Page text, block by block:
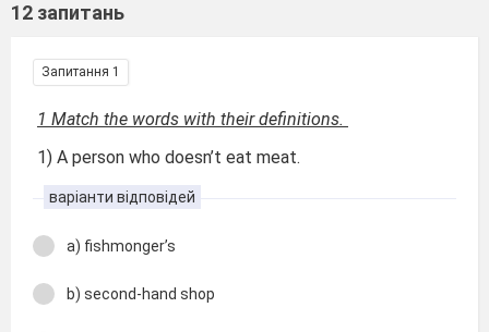
12 запитань
Запитання 1
1 Match the words with their definitions.
1) A person who doesn’t eat meat.
варіанти відповідей
a) fishmonger’s
b) second-hand shop